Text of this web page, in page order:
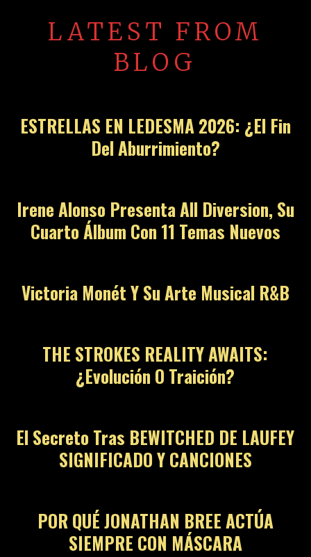
LATEST FROM
BLOG
ESTRELLAS EN LEDESMA 2026: ¿El Fin
Del Aburrimiento?
Irene Alonso Presenta All Diversion, Su
Cuarto Álbum Con 11 Temas Nuevos
Victoria Monét Y Su Arte Musical R&B
THE STROKES REALITY AWAITS:
¿Evolución O Traición?
El Secreto Tras BEWITCHED DE LAUFEY
SIGNIFICADO Y CANCIONES
POR QUÉ JONATHAN BREE ACTÚA
SIEMPRE CON MÁSCARA